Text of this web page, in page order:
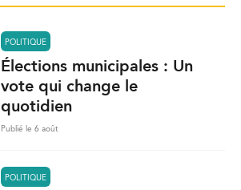
POLITIQUE
Élections municipales : Un
vote qui change le
quotidien
Publié le 6 août
POLITIQUE